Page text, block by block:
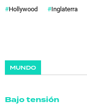
Hollywood Inglaterra
MUNDO
Bajo tensión